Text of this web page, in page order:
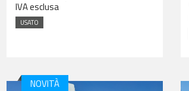
IVA esclusa
USATO
NOVITÀ